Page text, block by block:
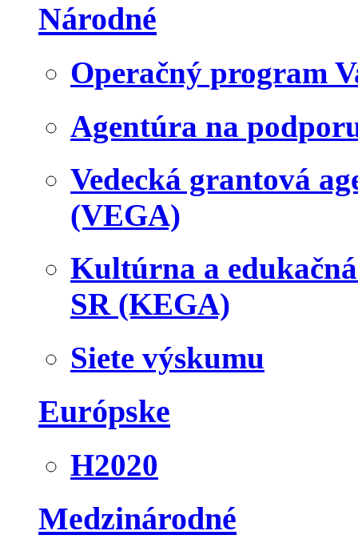
Národné
Operačný program
Agentúra na
Vedecká grantová
(VEGA)
Kultúrna a
SR (KEGA)
Siete výskumu
Európske
H2020
Medzinárodné